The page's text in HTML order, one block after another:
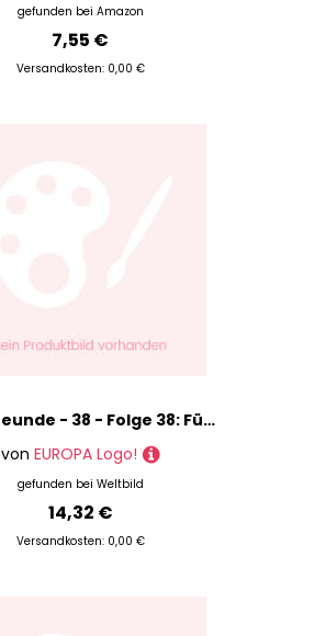
gefunden bei Amazon
7,55 €
Versandkosten: 0,00 €
Fünf Freunde - 38 - Folge 38: Fünf Freunde und das rätselhafte Medaillon - Enid Blyton, Gabriele Hartmann (Hörbuch-Download)
von EUROPA Logo!
gefunden bei Weltbild
14,32 €
Versandkosten: 0,00 €